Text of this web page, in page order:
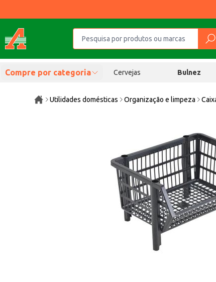
Compre por categoria Cervejas Bulnez
Utilidades domésticas Organização e limpeza